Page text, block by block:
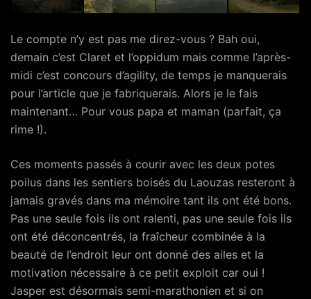
Le compte n’y est pas me direz-vous ? Bah oui,
demain c’est Claret et l’oppidum mais comme l’après-
midi c’est concours d’agility, de temps je manquerais
pour l’article que je fabriquerais. Alors je le fais
maintenant… Pour vous papa et maman (parfait, ça
rime !).
Ces moments passés à courir avec les deux potes
poilus dans les sentiers boisés du Laouzas resteront à
jamais gravés dans ma mémoire tant ils ont été bons.
Pas une seule fois ils ont ralenti, pas une seule fois ils
ont été déconcentrés, la fraîcheur combinée à la
beauté de l’endroit leur ont donné des ailes et la
motivation nécessaire à ce petit exploit car oui !
Jasper est désormais semi-marathonien et si on